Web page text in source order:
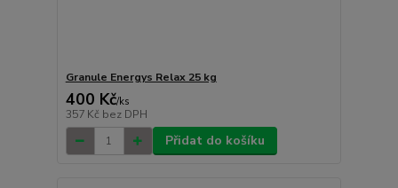
Granule Energys Relax 25 kg
400 Kč/ks
357 Kč bez DPH
Přidat do košíku